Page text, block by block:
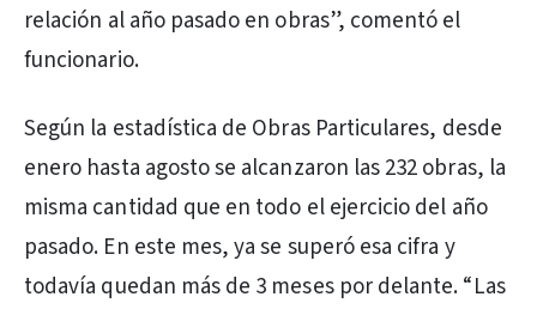
relación al año pasado en obras”, comentó el
funcionario.
Según la estadística de Obras Particulares, desde
enero hasta agosto se alcanzaron las 232 obras, la
misma cantidad que en todo el ejercicio del año
pasado. En este mes, ya se superó esa cifra y
todavía quedan más de 3 meses por delante. “Las